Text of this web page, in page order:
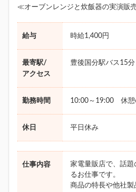
≪オーブンレンジと炊飯器の実演販
給与 時給1,400円
最寄駅/
アクセス
豊後国分駅バス15分
勤務時間 10:00～19:00 休憩
休日 平日休み
仕事内容
家電量販店で、話
るお仕事です。
商品の特長や他社